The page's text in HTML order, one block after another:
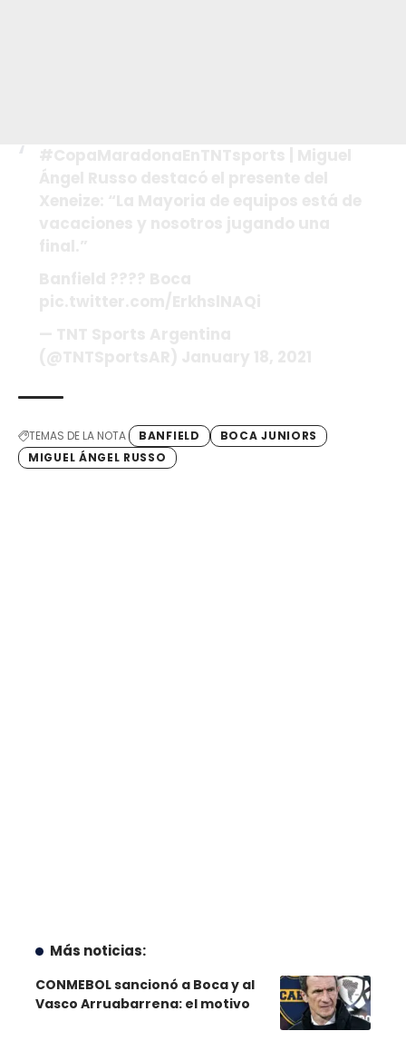
TEMAS DE LA NOTA BANFIELD
BOCA JUNIORS
MIGUEL ÁNGEL RUSSO
Más noticias:
CONMEBOL sancionó a Boca y al
Vasco Arruabarrena: el motivo